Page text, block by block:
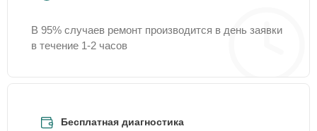
В 95% случаев ремонт производится в день заявки
в течение 1-2 часов
Бесплатная диагностика